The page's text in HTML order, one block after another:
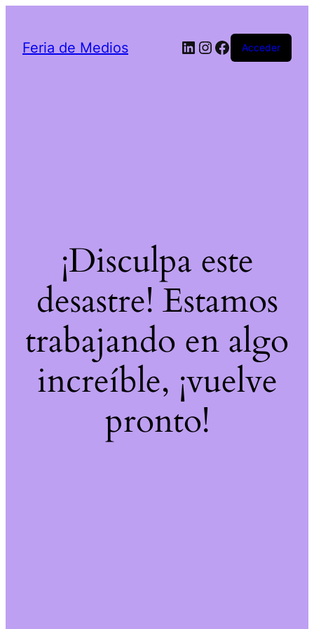
Feria de Medios LinkedIn
Instagram
Facebook
Acceder
¡Disculpa este
desastre! Estamos
trabajando en algo
increíble, ¡vuelve
pronto!